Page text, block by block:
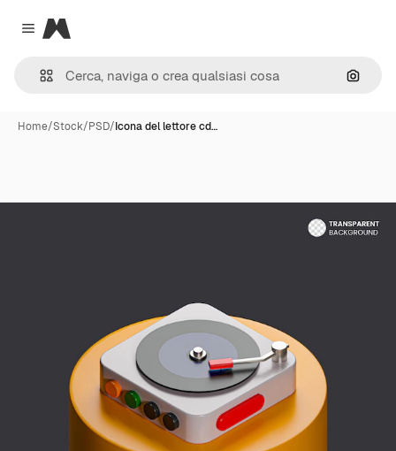
Close menu
Magnific
Cerca
Home/Stock/PSD/Icona del lettore cd…